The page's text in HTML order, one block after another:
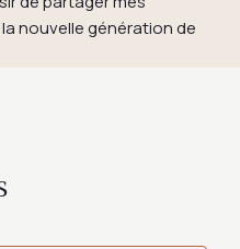
nouvelle génération de